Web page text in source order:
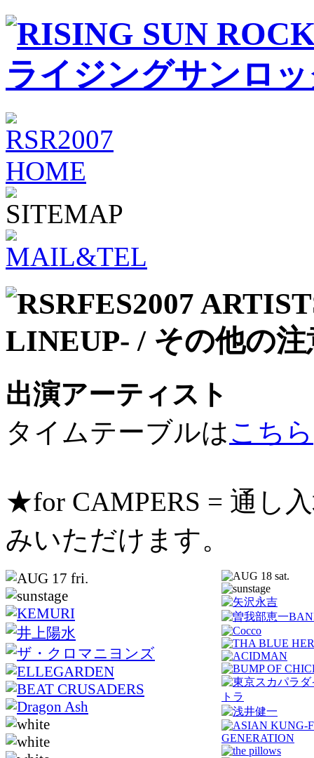
出演アーティスト
タイムテーブルはこちら
★for CAMPERS = 通し
みいただけます。